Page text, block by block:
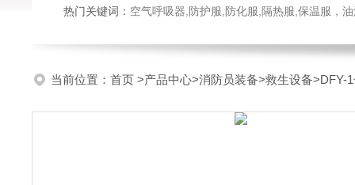
热门关键词： 空气呼吸器,防护服,防化服,隔热服,保温服，
当前位置： 首页 >产品中心>消防员装备>救生设备>DFY-